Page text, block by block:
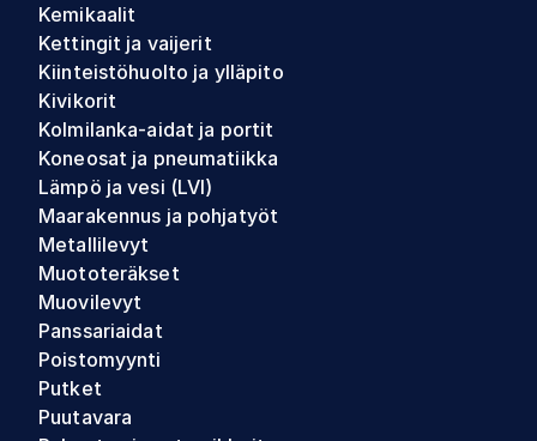
Kemikaalit
Kettingit ja vaijerit
Kiinteistöhuolto ja ylläpito
Kivikorit
Kolmilanka-aidat ja portit
Koneosat ja pneumatiikka
Lämpö ja vesi (LVI)
Maarakennus ja pohjatyöt
Metallilevyt
Muototeräkset
Muovilevyt
Panssariaidat
Poistomyynti
Putket
Puutavara